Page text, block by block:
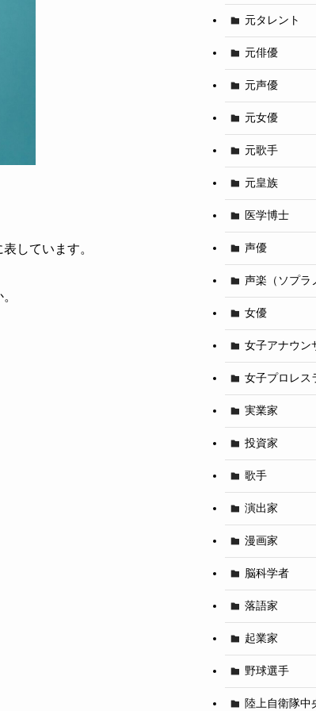
しています。
元タレント
元俳優
元声優
元女優
元歌手
元皇族
医学博士
声優
声楽（ソプラ
女優
女子アナウン
女子プロレス
実業家
投資家
歌手
演出家
漫画家
脳科学者
落語家
起業家
野球選手
陸上自衛隊中